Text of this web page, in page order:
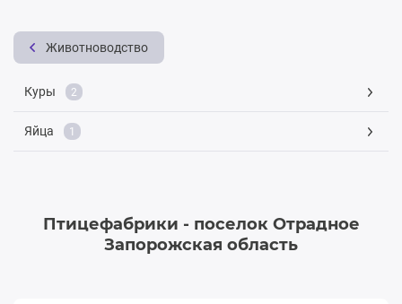
Животноводство
Куры 2
Яйца 1
Птицефабрики - поселок Отрадное
Запорожская область